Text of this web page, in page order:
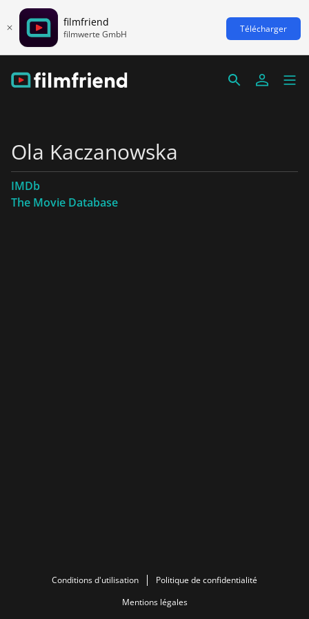
filmfriend
filmwerte GmbH Télécharger
Ola Kaczanowska
IMDb
The Movie Database
Conditions d'utilisation
Politique de confidentialité
Mentions légales